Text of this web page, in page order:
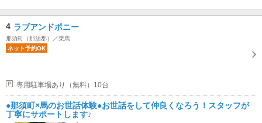
4 ラブアンドポニー
那須町（那須郡）／乗馬
ネット予約OK
専用駐車場あり（無料）10台
●那須町×馬のお世話体験●お世話をして仲良くなろう！スタッフが
丁寧にサポートします♪